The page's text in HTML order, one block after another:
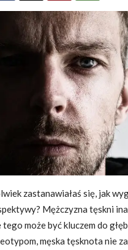
zastanawiałaś się, jak
Mężczyzna tęskni
może być kluczem do
męska tęsknota nie